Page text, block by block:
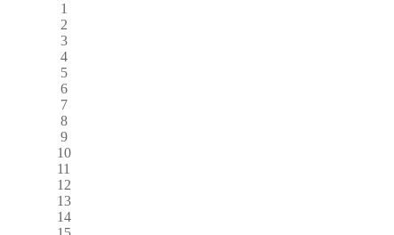
1
2
3
4
5
6
7
8
9
10
11
12
13
14